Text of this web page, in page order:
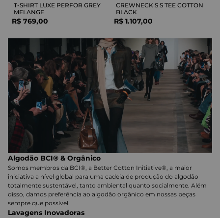
T-SHIRT LUXE PERFOR GREY
MELANGE
R$ 769,00
CREWNECK S S TEE COTTON
BLACK
R$ 1.107,00
Algodão BCI® & Orgânico
Somos membros da BCI®, a Better Cotton Initiative®, a maior
iniciativa a nível global para uma cadeia de produção do algodão
totalmente sustentável, tanto ambiental quanto socialmente. Além
disso, damos preferência ao algodão orgânico em nossas peças
sempre que possível.
Lavagens Inovadoras